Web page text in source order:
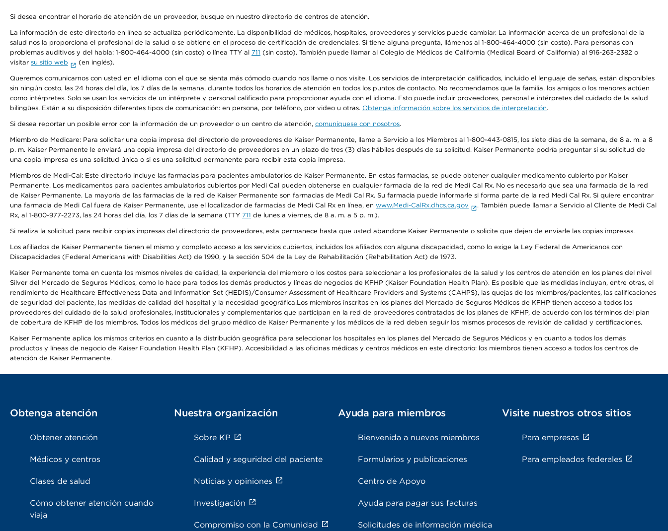
Si desea encontrar el horario de atención de un proveedor, busque en nuestro directorio de centros de atención.
La información de este directorio en línea se actualiza periódicamente. La disponibilidad de médicos, hospitales, proveedores y servicios puede cambiar. La información acerca de un profesional de la
salud nos la proporciona el profesional de la salud o se obtiene en el proceso de certificación de credenciales. Si tiene alguna pregunta, llámenos al 1-800-464-4000 (sin costo). Para personas con
problemas auditivos y del habla: 1-800-464-4000 (sin costo) o línea TTY al 711 (sin costo). También puede llamar al Colegio de Médicos de California (Medical Board of California) al 916-263-2382 o
visitar su sitio web (en inglés).
Queremos comunicarnos con usted en el idioma con el que se sienta más cómodo cuando nos llame o nos visite. Los servicios de interpretación calificados, incluido el lenguaje de señas, están disponibles
sin ningún costo, las 24 horas del día, los 7 días de la semana, durante todos los horarios de atención en todos los puntos de contacto. No recomendamos que la familia, los amigos o los menores actúen
como intérpretes. Solo se usan los servicios de un intérprete y personal calificado para proporcionar ayuda con el idioma. Esto puede incluir proveedores, personal e intérpretes del cuidado de la salud
bilingües. Están a su disposición diferentes tipos de comunicación: en persona, por teléfono, por video u otras. Obtenga información sobre los servicios de interpretación.
Si desea reportar un posible error con la información de un proveedor o un centro de atención, comuníquese con nosotros.
Miembro de Medicare: Para solicitar una copia impresa del directorio de proveedores de Kaiser Permanente, llame a Servicio a los Miembros al 1-800-443-0815, los siete días de la semana, de 8 a. m. a 8
p. m. Kaiser Permanente le enviará una copia impresa del directorio de proveedores en un plazo de tres (3) días hábiles después de su solicitud. Kaiser Permanente podría preguntar si su solicitud de
una copia impresa es una solicitud única o si es una solicitud permanente para recibir esta copia impresa.
Miembros de Medi-Cal: Este directorio incluye las farmacias para pacientes ambulatorios de Kaiser Permanente. En estas farmacias, se puede obtener cualquier medicamento cubierto por Kaiser
Permanente. Los medicamentos para pacientes ambulatorios cubiertos por Medi Cal pueden obtenerse en cualquier farmacia de la red de Medi Cal Rx. No es necesario que sea una farmacia de la red
de Kaiser Permanente. La mayoría de las farmacias de la red de Kaiser Permanente son farmacias de Medi Cal Rx. Su farmacia puede informarle si forma parte de la red Medi Cal Rx. Si quiere encontrar
una farmacia de Medi Cal fuera de Kaiser Permanente, use el localizador de farmacias de Medi Cal Rx en línea, en www.Medi-CalRx.dhcs.ca.gov
. También puede llamar a Servicio al Cliente de Medi Cal
Rx, al 1-800-977-2273, las 24 horas del día, los 7 días de la semana (TTY 711 de lunes a viernes, de 8 a. m. a 5 p. m.).
Si realiza la solicitud para recibir copias impresas del directorio de proveedores, esta permanece hasta que usted abandone Kaiser Permanente o solicite que dejen de enviarle las copias impresas.
Los afiliados de Kaiser Permanente tienen el mismo y completo acceso a los servicios cubiertos, incluidos los afiliados con alguna discapacidad, como lo exige la Ley Federal de Americanos con
Discapacidades (Federal Americans with Disabilities Act) de 1990, y la sección 504 de la Ley de Rehabilitación (Rehabilitation Act) de 1973.
Kaiser Permanente toma en cuenta los mismos niveles de calidad, la experiencia del miembro o los costos para seleccionar a los profesionales de la salud y los centros de atención en los planes del nivel
Silver del Mercado de Seguros Médicos, como lo hace para todos los demás productos y líneas de negocios de KFHP (Kaiser Foundation Health Plan). Es posible que las medidas incluyan, entre otras, el
rendimiento de Healthcare Effectiveness Data and Information Set (HEDIS)/Consumer Assessment of Healthcare Providers and Systems (CAHPS), las quejas de los miembros/pacientes, las calificaciones
de seguridad del paciente, las medidas de calidad del hospital y la necesidad geográfica.Los miembros inscritos en los planes del Mercado de Seguros Médicos de KFHP tienen acceso a todos los
proveedores del cuidado de la salud profesionales, institucionales y complementarios que participan en la red de proveedores contratados de los planes de KFHP, de acuerdo con los términos del plan
de cobertura de KFHP de los miembros. Todos los médicos del grupo médico de Kaiser Permanente y los médicos de la red deben seguir los mismos procesos de revisión de calidad y certificaciones.
Kaiser Permanente aplica los mismos criterios en cuanto a la distribución geográfica para seleccionar los hospitales en los planes del Mercado de Seguros Médicos y en cuanto a todos los demás
productos y líneas de negocio de Kaiser Foundation Health Plan (KFHP). Accesibilidad a las oficinas médicas y centros médicos en este directorio: los miembros tienen acceso a todos los centros de
atención de Kaiser Permanente.
Obtenga atención
Obtener atención
Médicos y centros
Clases de salud
Cómo obtener atención cuando
viaja
Nuestra organización
Sobre KP
Calidad y seguridad del paciente
Noticias y opiniones
Investigación
Compromiso con la Comunidad
Ayuda para miembros
Bienvenida a nuevos miembros
Formularios y publicaciones
Centro de Apoyo
Ayuda para pagar sus facturas
Solicitudes de información médica
Visite nuestros otros sitios
Para empresas
Para empleados federales